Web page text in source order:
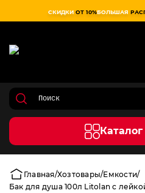
СКИДКИ ОТ 10%БОЛЬШАЯ
Главная Хозтовары Емкости
Бак для душа 100л Litolan с